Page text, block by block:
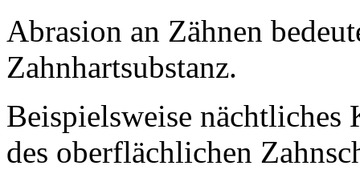
Abrasion an Zähnen
Zahnhartsubstanz.
Beispielsweise
des oberflächlichen